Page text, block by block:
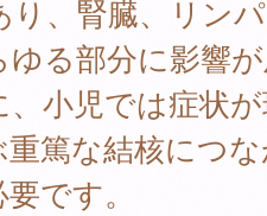
、腎臓、リン
る部分に影響
小児では症状
重篤な結核につ
です。